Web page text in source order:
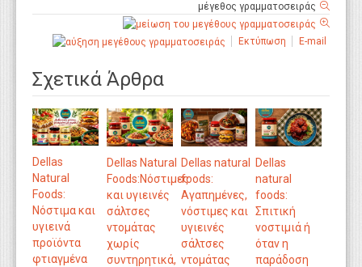
μέγεθος γραμματοσειράς
Εκτύπωση E-mail
Σχετικά Άρθρα
Dellas
Natural
Foods:
Νόστιμα και
υγιεινά
προϊόντα
φτιαγμένα
Dellas Natural
Foods:Νόστιμες
και υγιεινές
σάλτσες
ντομάτας
χωρίς
συντηρητικά,
Dellas natural
foods:
Aγαπημένες,
νόστιμες και
υγιεινές
σάλτσες
ντομάτας
Dellas
natural
foods:
Σπιτική
νοστιμιά ή
όταν η
παράδοση